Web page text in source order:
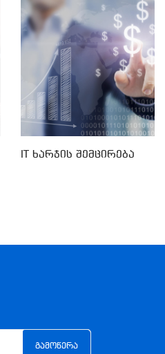
IT Ხარჯის Შემცირება
ᲒᲐᲛᲝᲬᲔᲠᲐ